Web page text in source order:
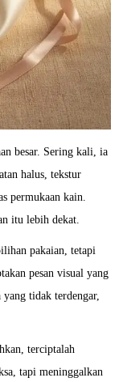
besar. Sering kali, ia
halus, tekstur
permukaan kain.
itu lebih dekat.
pakaian, tetapi
pesan visual yang
tidak terdengar,
terciptalah
tapi meninggalkan